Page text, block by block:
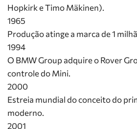
Hopkirk e Timo Mäkinen).
1965
Produção atinge a marca de 1
1994
O BMW Group adquire o Rover
controle do Mini.
2000
Estreia mundial do conceito do
moderno.
2001